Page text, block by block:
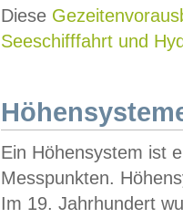
Diese
Seeschifffahrt und
Ein Höhensystem ist
Messpunkten.
Im 19. Jahrhundert